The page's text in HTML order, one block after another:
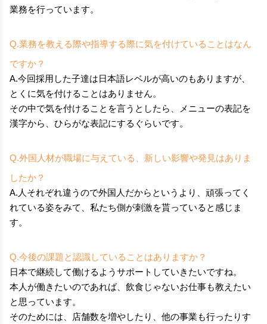
業務を行っています。
Q.業務を教える際や指導する際に気を付けていることはなん
ですか？
A.今回採用した子達は日本語レベルが高いのもありますが、
とくに気を付けることはありません。
その中で気を付けることを言うとしたら、メニューの表記を
漢字から、ひらがな表記にするぐらいです。
Q.外国人材が職場に与えている、新しい影響や発見はありま
したか？
A.人それぞれ違うので外国人だからというより、頑張ってく
れている姿をみて、私たち側が刺激を貰っていると感じま
す。
Q.今後の課題と認識していることはありますか？
日本で継続して働けるようサポートしていきたいですね。
本人が働きたいのであれば、飲食じゃないお仕事も教えたい
と思っています。
そのためには、店舗数を増やしたり、他の事業も行ったりす